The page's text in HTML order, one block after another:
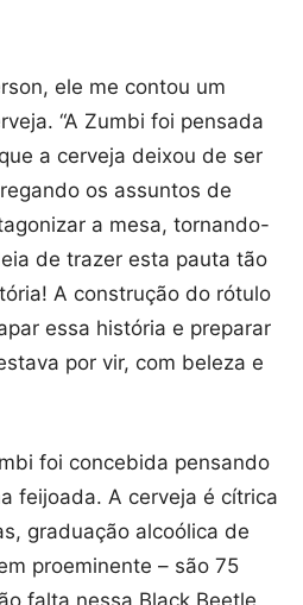
ele me contou um
“A Zumbi foi pensada
a cerveja deixou de ser
os assuntos de
a mesa, tornando-
de trazer esta pauta tão
A construção do rótulo
essa história e preparar
por vir, com beleza e
foi concebida pensando
feijoada. A cerveja é cítrica
graduação alcoólica de
proeminente – são 75
falta nessa Black Beetle